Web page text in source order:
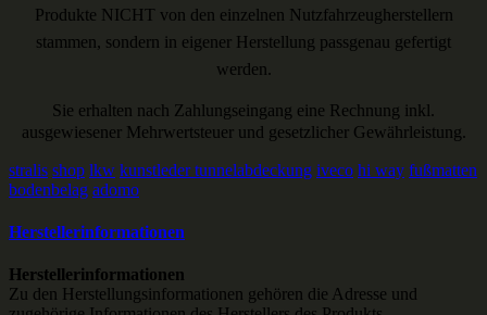
Produkte NICHT von den einzelnen Nutzfahrzeugherstellern
stammen, sondern in eigener Herstellung passgenau gefertigt
werden.
Sie erhalten nach Zahlungseingang eine Rechnung inkl.
ausgewiesener Mehrwertsteuer und gesetzlicher Gewährleistung.
stralis shop lkw kunstleder tunnelabdeckung iveco hi way fußmatten
bodenbelag adomo
Herstellerinformationen
Herstellerinformationen
Zu den Herstellungsinformationen gehören die Adresse und